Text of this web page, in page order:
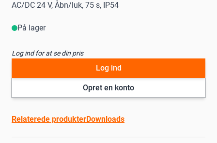
AC/DC 24 V, Åbn/luk, 75 s, IP54
På lager
Log ind for at se din pris
Opret en konto
Log ind
Relaterede produkterDownloads